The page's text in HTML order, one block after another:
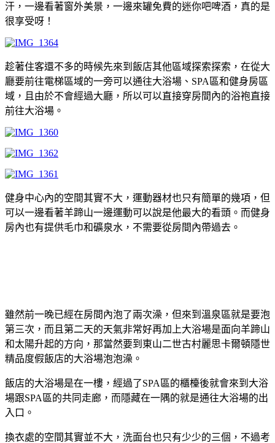
汗，一邊看著窗外美景，一邊來罐免費的迷你吧啤酒，真的是
很享受呀！
趁著住客還不多的時候先來到飯店其他區域探索探索，在從大
廳要前往電梯區域的一旁可以通往大浴場、SPA區和健身房區
域，且由於不會經過大廳，所以可以直接穿房間內的浴袍直接
前往大浴場。
健身中心內的空間其實不大，運動器材也只有簡單的幾項，但
可以一邊看著羊蹄山一邊運動可以說是他最大的看頭。而健身
房內也有提供毛巾和礦泉水，不需要從房間內帶過去。
雖然前一晚已經在房間內泡了兩次澡，但來到溫泉區就是要泡
第三次，而且第二天的天氣非常好再加上大浴場是面向羊蹄山
和太陽升起的方向，那當然要到東山二世古村麗思卡爾頓隱世
精品度假飯店的大浴場泡泡澡。
飯店的大浴場是在一樓，經過了SPA區的櫃檯後就會來到大浴
場跟SPA區的共同走廊，而隱藏在一隅的就是通往大浴場的出
入口。
換衣處的空間其實並不大，洗面台也只有少少的三個，不過考